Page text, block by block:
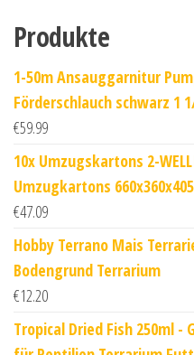
Produkte
1-50m Ansauggarnitur
Förderschlauch schwarz 1
€59.99
10x Umzugskartons 2-
Umzugkartons
€47.09
Hobby Terrano Mais
Bodengrund Terrarium
€12.20
Tropical Dried Fish 250ml -